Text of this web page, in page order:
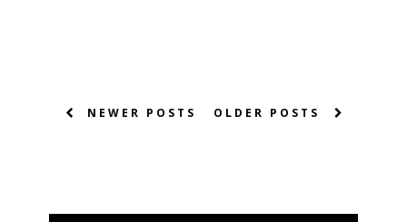
NEWER POSTS OLDER POSTS